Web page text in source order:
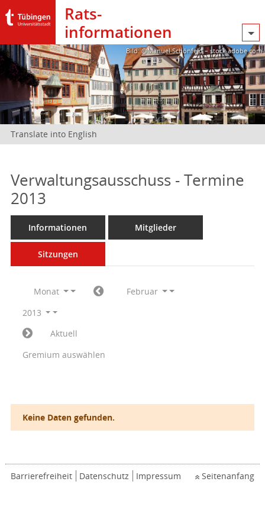
Rats­
informationen
Bild: @Manuel Schönfeld – stock.adobe.com
Translate into English
Verwaltungsausschuss - Termine
2013
Informationen Mitglieder
Sitzungen
Monat
Februar
2013
Aktuell
Gremium auswählen
Keine Daten gefunden.
Barrierefreiheit Datenschutz Impressum Seitenanfang